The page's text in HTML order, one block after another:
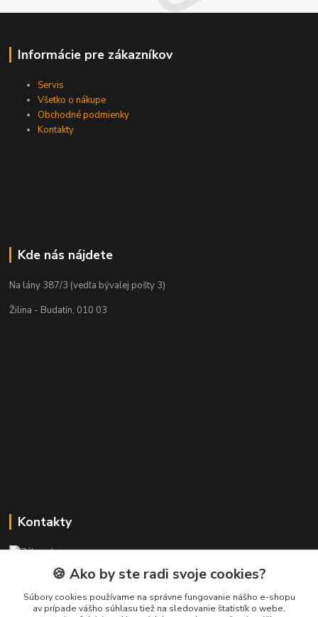
Informácie pre zákazníkov
Servis
Všetko o nákupe
Obchodné podmienky
Kontakty
Kde nás nájdete
Na lány 387/3 (vedľa bývalej pošty 3)
Žilina - Budatín, 010 03
Kontakty
+421 911 010 560
Po-Pia, 13-17 hod.
🍪 Ako by ste radi svoje cookies?
Súbory cookies používame na správne fungovanie nášho e-shopu
av prípade vášho súhlasu tiež na sledovanie štatistík o webe,